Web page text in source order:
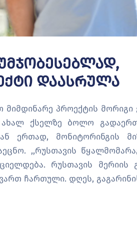
Დაასრულა
მიმდინარე პროექტის მორიგი
ახალ ქსელზე ბოლო
ერთად, მონიტორინგის
,,რუსთავის
რუსთავის მერიის
ჩართული. დღეს,